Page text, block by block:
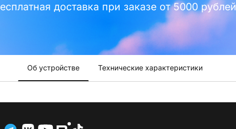
доставка при заказе от 5000 рублей
Об устройстве Технические характеристики